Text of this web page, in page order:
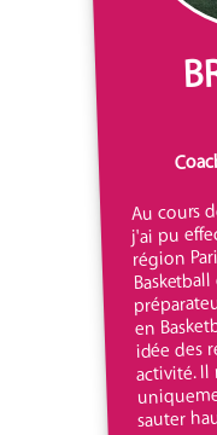
Au cours
j'ai pu
région
en
idée des
activité.
sauter